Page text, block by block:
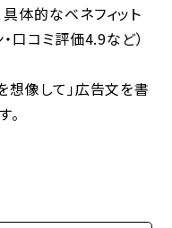
体的なベネフィット
口コミ評価4.9など）
想像して」広告文を書
。